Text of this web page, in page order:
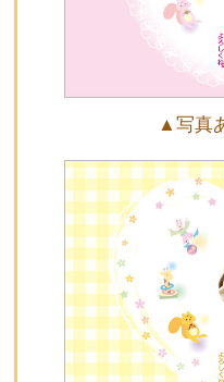
▲写真